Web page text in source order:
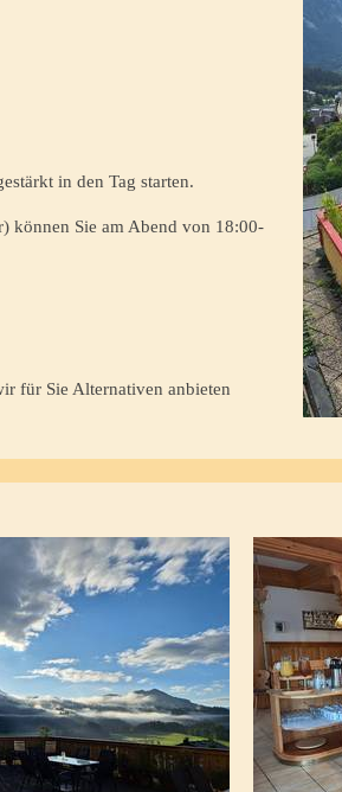
in den Tag starten.
können Sie am Abend von 18:00-
für Sie Alternativen anbieten